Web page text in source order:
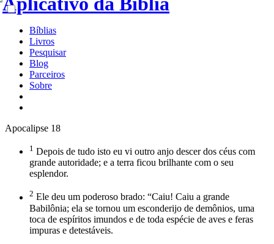
Bíblias
Livros
Pesquisar
Blog
Parceiros
Sobre
Apocalipse 18
1 Depois de tudo isto eu vi outro anjo descer dos céus com
grande autoridade; e a terra ficou brilhante com o seu
esplendor.
2 Ele deu um poderoso brado: “Caiu! Caiu a grande
Babilônia; ela se tornou um esconderijo de demônios, uma
toca de espíritos imundos e de toda espécie de aves e feras
impuras e detestáveis.